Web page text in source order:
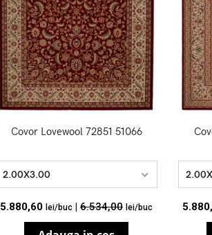
Covor Lovewool 72851 51066
2.00X3.00
5.880,60 lei/buc | 6.534,00 lei/buc